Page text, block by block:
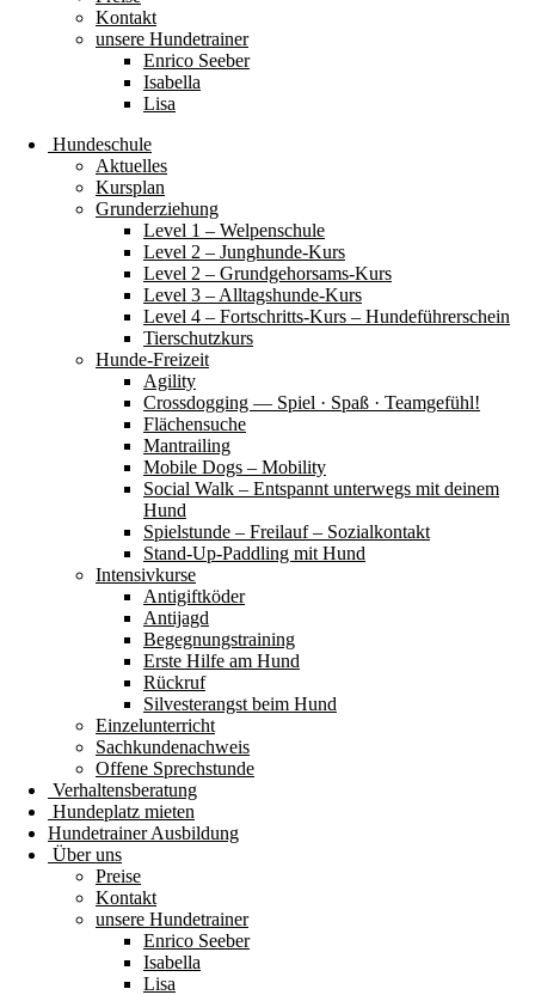
Kontakt
unsere Hundetrainer
Enrico Seeber
Isabella
Lisa
Hundeschule
Aktuelles
Kursplan
Grunderziehung
Level 1 – Welpenschule
Level 2 – Junghunde-Kurs
Level 2 – Grundgehorsams-Kurs
Level 3 – Alltagshunde-Kurs
Level 4 – Fortschritts-Kurs – Hundeführerschein
Tierschutzkurs
Hunde-Freizeit
Agility
Crossdogging — Spiel · Spaß · Teamgefühl!
Flächensuche
Mantrailing
Mobile Dogs – Mobility
Social Walk – Entspannt unterwegs mit deinem
Hund
Spielstunde – Freilauf – Sozialkontakt
Stand-Up-Paddling mit Hund
Intensivkurse
Antigiftköder
Antijagd
Begegnungstraining
Erste Hilfe am Hund
Rückruf
Silvesterangst beim Hund
Einzelunterricht
Sachkundenachweis
Offene Sprechstunde
Verhaltensberatung
Hundeplatz mieten
Hundetrainer Ausbildung
Über uns
Preise
Kontakt
unsere Hundetrainer
Enrico Seeber
Isabella
Lisa